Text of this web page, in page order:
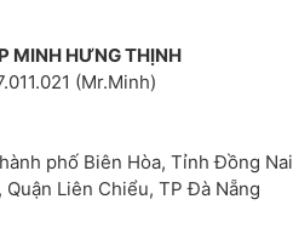
MINH HƯNG THỊNH
(Mr.Minh)
phố Biên Hòa, Tỉnh Đồng Nai
Liên Chiểu, TP Đà Nẵng